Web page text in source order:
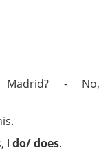
- No,
I do/ does.